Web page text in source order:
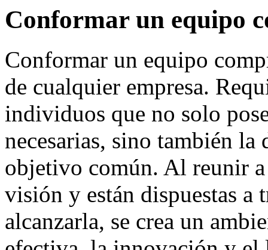
Conformar un equipo
Conformar un equipo
de cualquier empresa.
individuos que no solo
necesarias, sino también
objetivo común. Al reunir a
visión y están dispuestas a
alcanzarla, se crea un